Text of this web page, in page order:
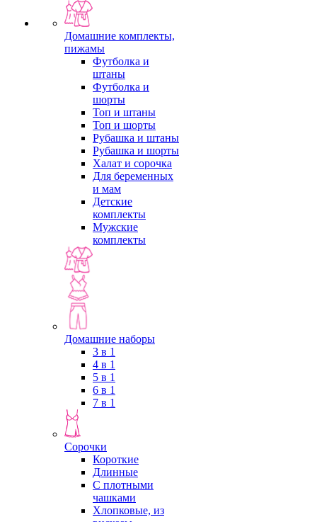
Домашние комплекты,
пижамы
Футболка и
штаны
Футболка и
шорты
Топ и штаны
Топ и шорты
Рубашка и штаны
Рубашка и шорты
Халат и сорочка
Для беременных
и мам
Детские
комплекты
Мужские
комплекты
Домашние наборы
3 в 1
4 в 1
5 в 1
6 в 1
7 в 1
Сорочки
Короткие
Длинные
С плотными
чашками
Хлопковые, из